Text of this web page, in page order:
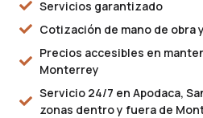
Servicios garantizado
Cotización de mano de obra
Precios accesibles en
Monterrey
Servicio 24/7 en Apodaca,
zonas dentro y fuera de